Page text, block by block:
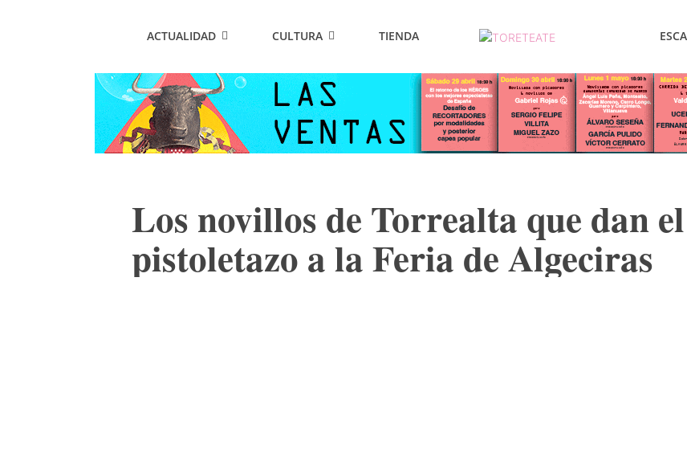
ACTUALIDAD CULTURA TIENDA
Los novillos de Torrealta que dan el
pistoletazo a la Feria de Algeciras